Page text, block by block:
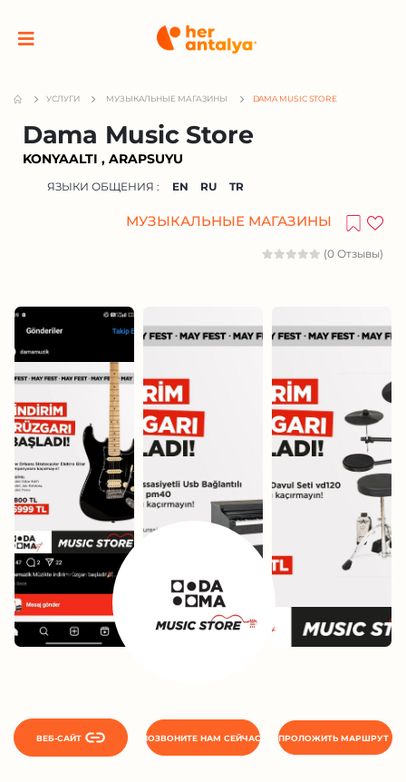
УСЛУГИ МУЗЫКАЛЬНЫЕ МАГАЗИНЫ DAMA MUSIC STORE
Dama Music Store
KONYAALTI , ARAPSUYU
ЯЗЫКИ ОБЩЕНИЯ : EN RU TR
МУЗЫКАЛЬНЫЕ МАГАЗИНЫ
(0 Отзывы)
ВЕБ-САЙТ ПОЗВОНИТЕ НАМ СЕЙЧАС ПРОЛОЖИТЬ МАРШРУТ